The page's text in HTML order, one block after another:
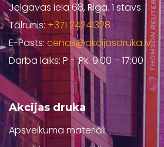
Jelgavas iela 68, Riga. 1 stavs
Tālrunis:+371 24241328
E-Pasts:cenas@akcijasdruka.lv
Darba laiks: P – Pk. 9:00 – 17:00
Akcijas druka
Apsveikuma materiāli